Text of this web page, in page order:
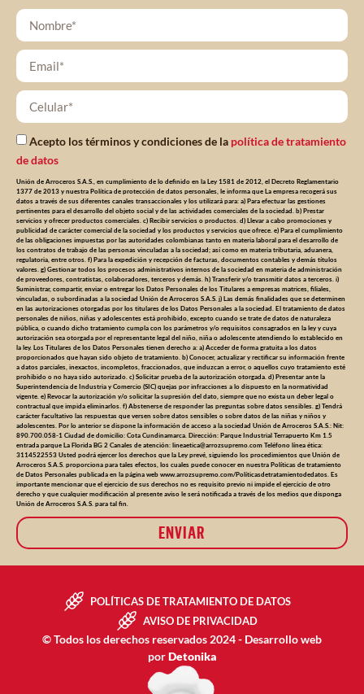
Acepto los términos y condiciones de la política de tratamiento
de datos
Unión de Arroceros S.A.S., en cumplimiento de lo definido en la Ley 1581 de 2012, el Decreto Reglamentario
1377 de 2013 y nuestra Política de protección de datos personales, le informa que La empresa recogerá sus
datos a través de sus diferentes canales transaccionales y los utilizará para: a) Para efectuar las gestiones
pertinentes para el desarrollo del objeto social y de las actividades comerciales de la sociedad. b) Prestar
servicios y ofrecer productos comerciales. c) Recibir servicios o productos. d) Llevar a cabo promociones y
publicidad de carácter comercial de la sociedad y los productos y servicios que ofrece. e) Para el cumplimiento
de las obligaciones impuestas por las autoridades colombianas tanto en materia laboral para el desarrollo de
los contratos de trabajo de las personas vinculadas a la sociedad; así como en materia tributaria, aduanera,
regulatoria, entre otros. f) Para la expedición y recepción de facturas, documentos contables y demás títulos
valores. g) Gestionar todos los procesos administrativos internos de la sociedad en materia de administración
de proveedores, contratistas, colaboradores, terceros y demás. h) Transferir y/o transmitir datos a terceros. i)
Suministrar, compartir, enviar o entregar los Datos Personales de los Titulares a empresas matrices, filiales,
vinculadas, o subordinadas a la sociedad Unión de Arroceros S.A.S. j) Las demás finalidades que se determinen
en las autorizaciones otorgadas por los titulares de los Datos Personales a la sociedad. El tratamiento de datos
personales de niños, niñas y adolescentes está prohibido, excepto cuando se trate de datos de naturaleza
pública, o cuando dicho tratamiento cumpla con los parámetros y/o requisitos consagrados en la ley y cuya
autorización sea otorgada por el representante legal del niño, niña o adolescente atendiendo lo establecido en
la ley. Los Titulares de los Datos Personales tienen derecho a: a) Acceder de forma gratuita a los datos
proporcionados que hayan sido objeto de tratamiento. b) Conocer, actualizar y rectificar su información frente
a datos parciales, inexactos, incompletos, fraccionados, que induzcan a error, o aquellos cuyo tratamiento esté
prohibido o no haya sido autorizado. c) Solicitar prueba de la autorización otorgada. d) Presentar ante la
Superintendencia de Industria y Comercio (SIC) quejas por infracciones a lo dispuesto en la normatividad
vigente. e) Revocar la autorización y/o solicitar la supresión del dato, siempre que no exista un deber legal o
contractual que impida eliminarlos. f) Abstenerse de responder las preguntas sobre datos sensibles. g) Tendrá
carácter facultativo las respuestas que versen sobre datos sensibles o sobre datos de las niñas y niños y
adolescentes. Por lo anterior se dispone la información de acceso a la sociedad Unión de Arroceros S.A.S.: Nit:
890.700.058-1 Ciudad de domicilio: Cota Cundinamarca. Dirección: Parque Industrial Terrapuerto Km 1.5
entrada parque La Florida BG 2 Canales de atención: lineaetica@arrozsupremo.com Teléfono línea ética:
3114522553 Usted podrá ejercer los derechos que la Ley prevé, siguiendo los procedimientos que Unión de
Arroceros S.A.S. proporciona para tales efectos, los cuales puede conocer en nuestra Políticas de tratamiento
de Datos Personales publicada en la página web www.arrozsupremo.com/Políticasdetratamientodedatos. Es
importante mencionar que el ejercicio de sus derechos no es requisito previo ni impide el ejercicio de otro
derecho y que cualquier modificación al presente aviso le será notificada a través de los medios que disponga
Unión de Arroceros S.A.S. para tal fin.
ENVIAR
POLÍTICAS DE TRATAMIENTO DE DATOS
AVISO DE PRIVACIDAD
© Todos los derechos reservados 2024 - Desarrollo web
porDetonika